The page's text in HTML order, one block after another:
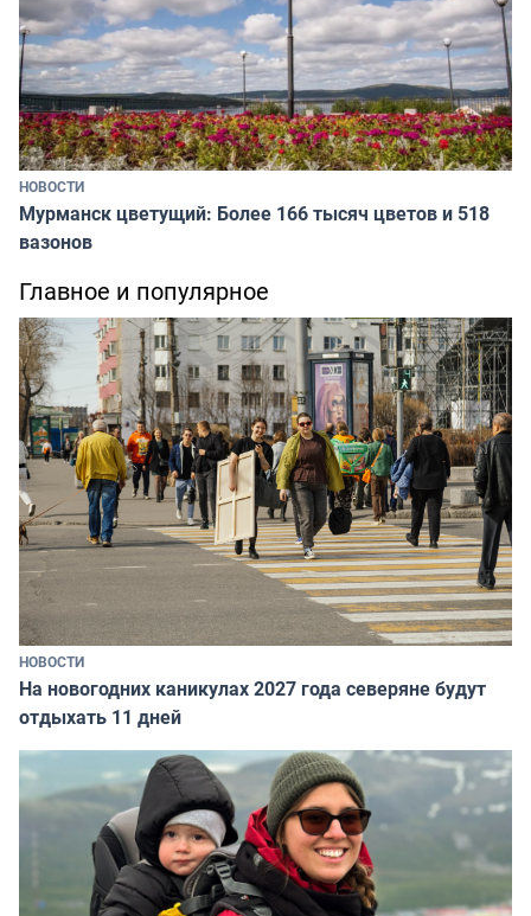
НОВОСТИ
Мурманск цветущий: Более 166 тысяч цветов и 518
вазонов
Главное и популярное
НОВОСТИ
На новогодних каникулах 2027 года северяне будут
отдыхать 11 дней